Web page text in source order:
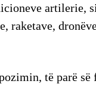
artilerie,
raketave,
të parë së